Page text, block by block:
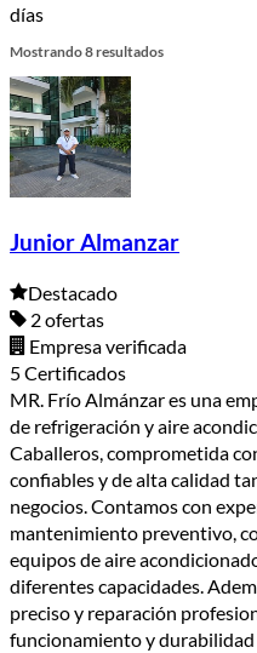
días
Mostrando 8 resultados
Junior Almanzar
Destacado
2 ofertas
Empresa verificada
5 Certificados
MR. Frío Almánzar es una
de refrigeración y aire
Caballeros, comprometida
confiables y de alta calidad
negocios. Contamos con
mantenimiento preventivo,
equipos de aire
diferentes capacidades.
preciso y reparación
funcionamiento y durabilidad